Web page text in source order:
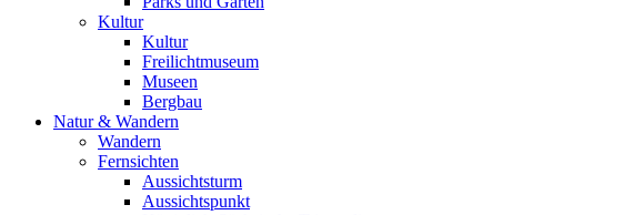
Kultur
Kultur
Freilichtmuseum
Museen
Bergbau
Natur & Wandern
Wandern
Fernsichten
Aussichtsturm
Aussichtspunkt